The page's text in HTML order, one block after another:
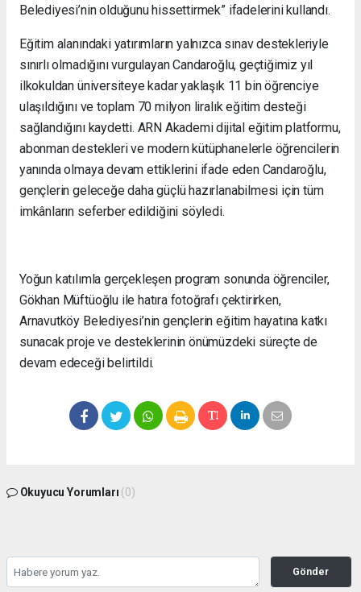
Belediyesi’nin olduğunu hissettirmek” ifadelerini kullandı.
Eğitim alanındaki yatırımların yalnızca sınav destekleriyle
sınırlı olmadığını vurgulayan Candaroğlu, geçtiğimiz yıl
ilkokuldan üniversiteye kadar yaklaşık 11 bin öğrenciye
ulaşıldığını ve toplam 70 milyon liralık eğitim desteği
sağlandığını kaydetti. ARN Akademi dijital eğitim platformu,
abonman destekleri ve modern kütüphanelerle öğrencilerin
yanında olmaya devam ettiklerini ifade eden Candaroğlu,
gençlerin geleceğe daha güçlü hazırlanabilmesi için tüm
imkânların seferber edildiğini söyledi.
Yoğun katılımla gerçekleşen program sonunda öğrenciler,
Gökhan Müftüoğlu ile hatıra fotoğrafı çektirirken,
Arnavutköy Belediyesi’nin gençlerin eğitim hayatına katkı
sunacak proje ve desteklerinin önümüzdeki süreçte de
devam edeceği belirtildi.
Okuyucu Yorumları (0)
Gönder